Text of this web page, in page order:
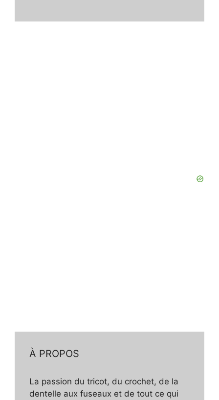
À PROPOS
La passion du tricot, du crochet, de la
dentelle aux fuseaux et de tout ce qui